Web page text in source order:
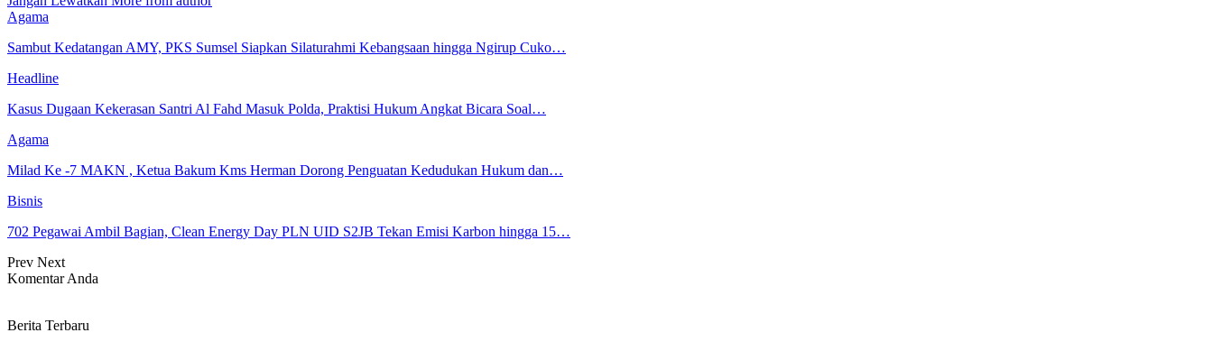
Agama
Sambut Kedatangan AMY, PKS Sumsel Siapkan Silaturahmi Kebangsaan hingga Ngirup Cuko…
Headline
Kasus Dugaan Kekerasan Santri Al Fahd Masuk Polda, Praktisi Hukum Angkat Bicara Soal…
Agama
Milad Ke -7 MAKN , Ketua Bakum Kms Herman Dorong Penguatan Kedudukan Hukum dan…
Bisnis
702 Pegawai Ambil Bagian, Clean Energy Day PLN UID S2JB Tekan Emisi Karbon hingga 15…
Prev Next
Komentar Anda
Berita Terbaru